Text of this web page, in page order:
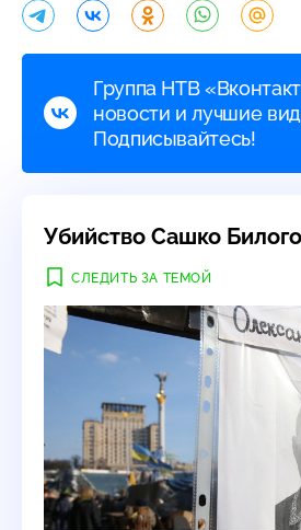
Группа НТВ
новости и лучшие
Подписывайтесь!
Убийство Сашко Билого
СЛЕДИТЬ ЗА ТЕМОЙ